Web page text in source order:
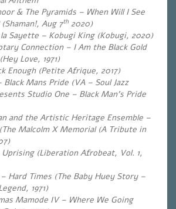
& The Pyramids – When Will I See
Aug 7th 2020)
Sayette – Kobugi King (Kobugi, 2020)
Connection – I Am the Black Gold
Love, 1971)
Enough (Petite Afrique, 2017)
Mans Pride (VA – Soul Jazz
Studio One – Black Man’s Pride
and the Artistic Heritage Ensemble –
Malcolm X Memorial (A Tribute in
(Liberation Afrobeat, Vol. 1,
Hard Times (The Baby Huey Story –
1971)
Mamode IV – Where We Going